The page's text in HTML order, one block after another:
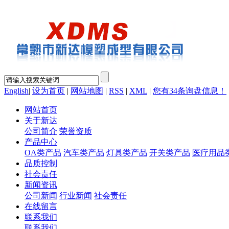
English| 设为首页 | 网站地图 | RSS | XML | 您有34条询盘信息！
网站首页
关于新达
公司简介 荣誉资质
产品中心
OA类产品 汽车类产品 灯具类产品 开关类产品 医疗用品
品质控制
社会责任
新闻资讯
公司新闻 行业新闻 社会责任
在线留言
联系我们